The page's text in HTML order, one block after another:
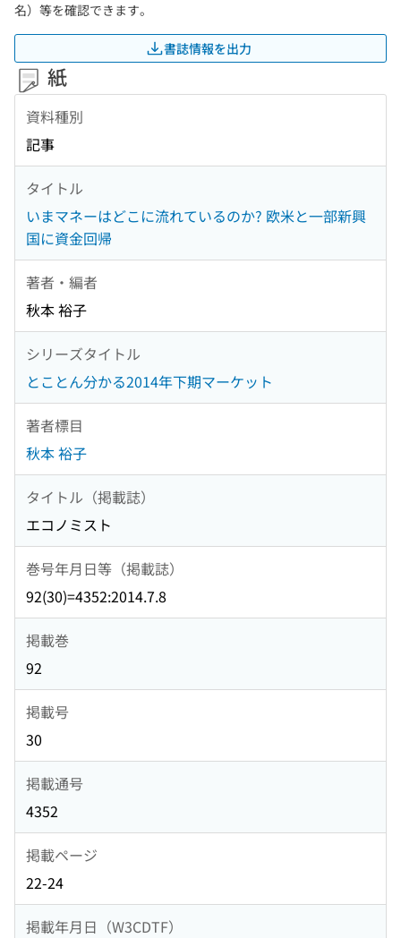
名）等を確認できます。
書誌情報を出力
紙
資料種別
記事
タイトル
いまマネーはどこに流れているのか? 欧米と一部新興
国に資金回帰
著者・編者
秋本 裕子
シリーズタイトル
とことん分かる2014年下期マーケット
著者標目
秋本 裕子
タイトル（掲載誌）
エコノミスト
巻号年月日等（掲載誌）
92(30)=4352:2014.7.8
掲載巻
92
掲載号
30
掲載通号
4352
掲載ページ
22-24
掲載年月日（W3CDTF）